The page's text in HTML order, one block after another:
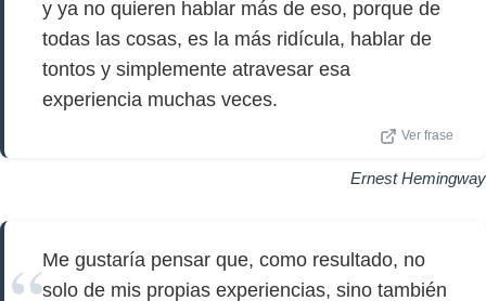
y ya no quieren hablar más de eso, porque de
todas las cosas, es la más ridícula, hablar de
tontos y simplemente atravesar esa
experiencia muchas veces.
Ver frase
Ernest Hemingway
Me gustaría pensar que, como resultado, no
solo de mis propias experiencias, sino también